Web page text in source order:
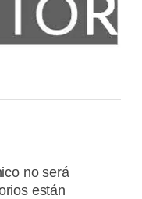
no será
están